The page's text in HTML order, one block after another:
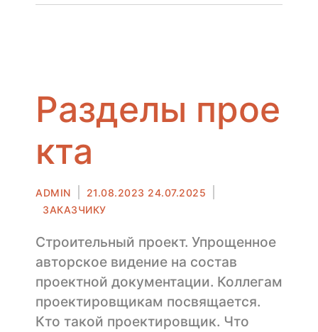
Разделы прое
кта
Автор
ADMIN 21.08.2023 24.07.2025
ЗАКАЗЧИКУ
Строительный проект. Упрощенное
авторское видение на состав
проектной документации. Коллегам
проектировщикам посвящается.
Кто такой проектировщик. Что